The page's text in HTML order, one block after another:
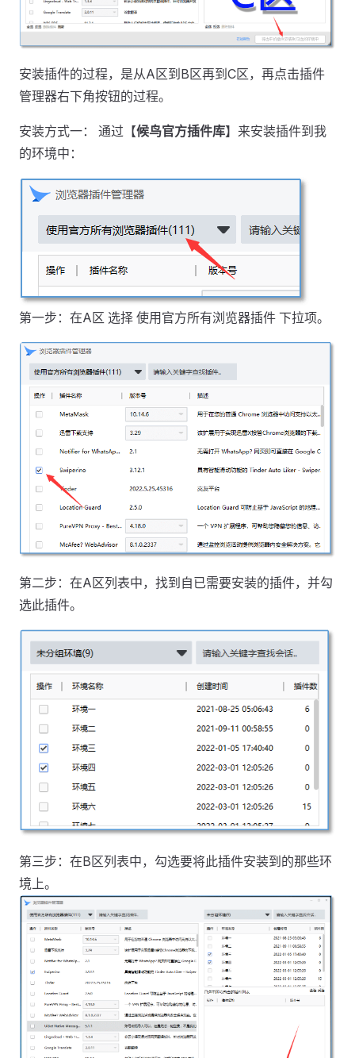
安装插件的过程，是从A区到B区再到C区，再点击插件
管理器右下角按钮的过程。
安装方式一： 通过【候鸟官方插件库】来安装插件到我
的环境中：
第一步：在A区 选择 使用官方所有浏览器插件 下拉项。
第二步：在A区列表中，找到自已需要安装的插件，并勾
选此插件。
第三步：在B区列表中，勾选要将此插件安装到的那些环
境上。